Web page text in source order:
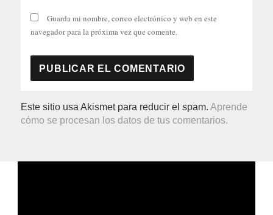
Guarda mi nombre, correo electrónico y web en este
navegador para la próxima vez que comente.
Este sitio usa Akismet para reducir el spam.Aprende
cómo se procesan los datos de tus comentarios.